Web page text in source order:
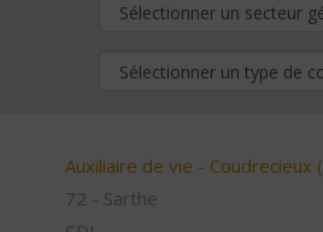
Auxiliaire de vie - Coudrecieux
72 - Sarthe